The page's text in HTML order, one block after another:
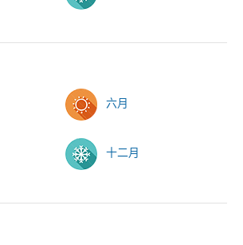
六月
十二月